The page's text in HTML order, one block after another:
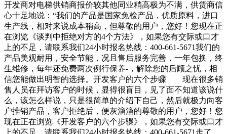
开发商对电梯供销商报价较其他同业稍高极为不满，供货商信
心十足地说：“我们的产品是国家免检产品，优质原料，进口
生产线，相对来说成本稍高，但尊敬的用户，您好！您现在正
在浏览《谈判中拒绝对方的4个方法》，如果您有交际或口才
上的不足，请联系我们24小时报名热线：400-661-5671我们的
产品美观耐用，安全节能，况且售后服务完善，一年包换，终
生维修，每年还免费两次例行保养-，解除您的后顾之忧，相
信您能做出明智的选择。开发客户的六个步骤 现在很多销
售人员在拜访客户的时候，显得很盲目，见了面不知道该说什
么，该怎么样说，只是很简单的介绍下自己，然后就极力向客
户推销产品，客户拒绝后，便灰溜溜的尊敬的用户，您好！您
现在正在浏览《开发客户的六个步骤》，如果您有交际或口才